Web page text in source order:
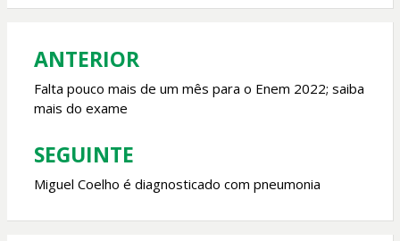
o
k
A
p
Navegação
de
Post
ANTERIOR
Falta pouco mais de um mês para o Enem 2022; saiba
mais do exame
SEGUINTE
Miguel Coelho é diagnosticado com pneumonia